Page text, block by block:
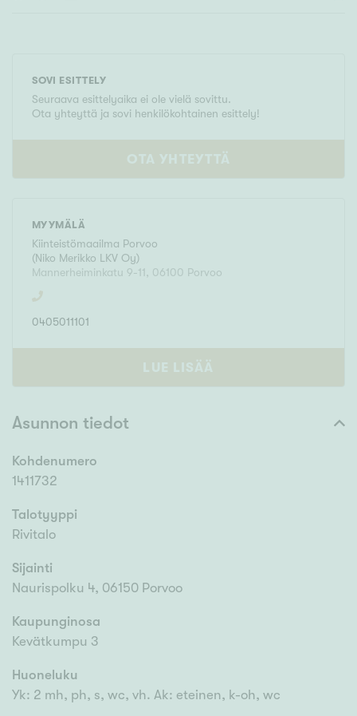
SOVI ESITTELY
Seuraava esittelyaika ei ole vielä sovittu.
Ota yhteyttä ja sovi henkilökohtainen esittely!
OTA YHTEYTTÄ
MYYMÄLÄ
Kiinteistömaailma Porvoo
(Niko Merikko LKV Oy)
Mannerheiminkatu 9-11 , 06100 Porvoo
0405011101
LUE LISÄÄ
Asunnon tiedot
Kohdenumero
1411732
Talotyyppi
Rivitalo
Sijainti
Naurispolku 4, 06150 Porvoo
Kaupunginosa
Kevätkumpu 3
Huoneluku
Yk: 2 mh, ph, s, wc, vh. Ak: eteinen, k-oh, wc